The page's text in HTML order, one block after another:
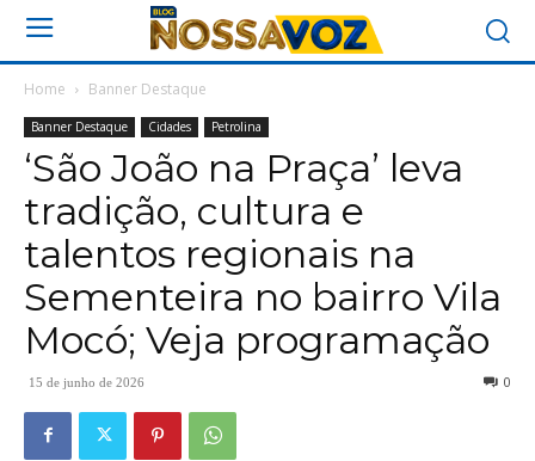
Home Banner Destaque
Banner Destaque Cidades Petrolina
‘São João na Praça’ leva
tradição, cultura e
talentos regionais na
Sementeira no bairro Vila
Mocó; Veja programação
15 de junho de 2026 0